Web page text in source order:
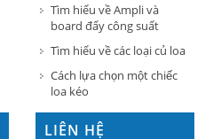
Tìm hiểu về Ampli và
board đẩy công suất
Tìm hiểu về các loại củ loa
Cách lựa chọn một chiếc
loa kéo
LIÊN HỆ